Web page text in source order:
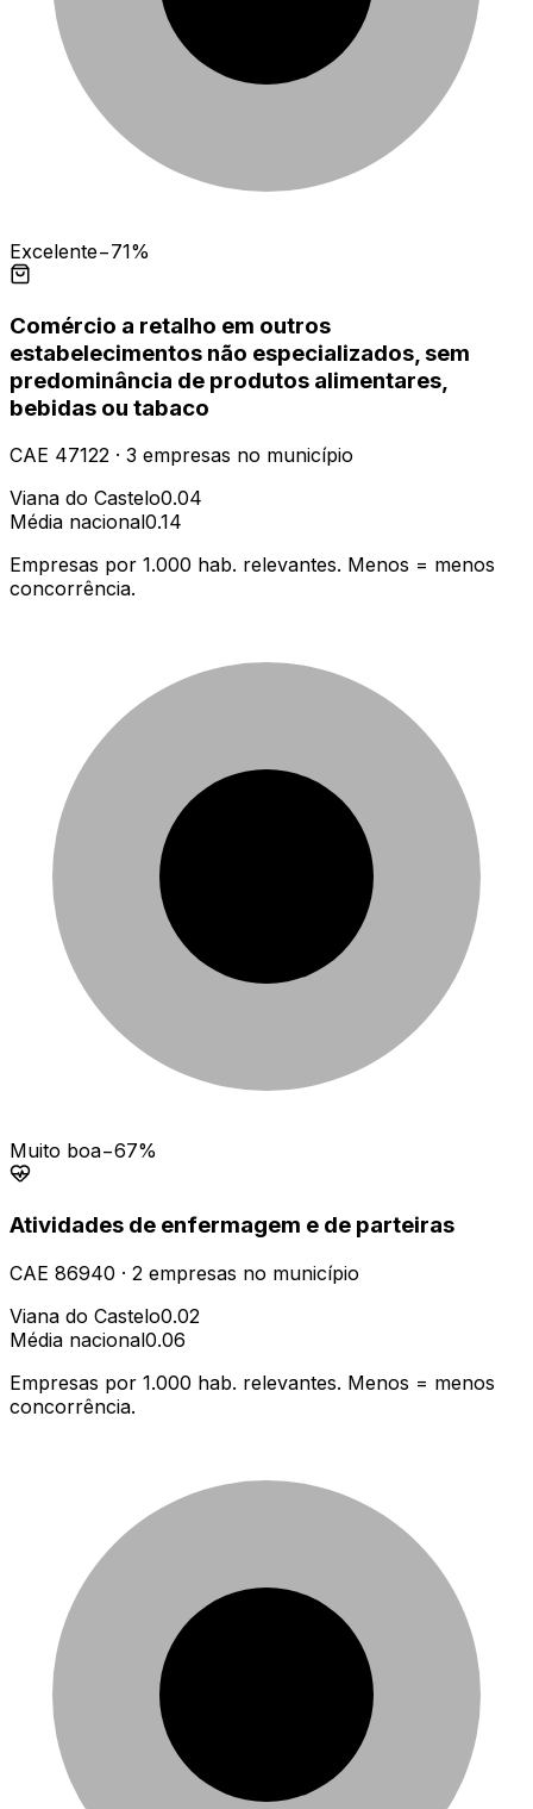
Excelente−71%
Comércio a retalho em outros
estabelecimentos não especializados, sem
predominância de produtos alimentares,
bebidas ou tabaco
CAE 47122 · 3 empresas no município
Viana do Castelo0.04
Média nacional0.14
Empresas por 1.000 hab. relevantes. Menos = menos
concorrência.
Muito boa−67%
Atividades de enfermagem e de parteiras
CAE 86940 · 2 empresas no município
Viana do Castelo0.02
Média nacional0.06
Empresas por 1.000 hab. relevantes. Menos = menos
concorrência.